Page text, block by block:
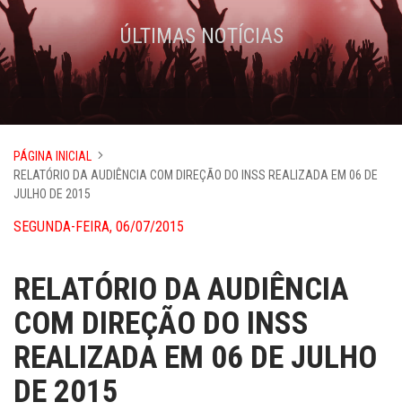
ÚLTIMAS NOTÍCIAS
PÁGINA INICIAL
RELATÓRIO DA AUDIÊNCIA COM DIREÇÃO DO INSS REALIZADA EM 06 DE
JULHO DE 2015
SEGUNDA-FEIRA, 06/07/2015
RELATÓRIO DA AUDIÊNCIA
COM DIREÇÃO DO INSS
REALIZADA EM 06 DE JULHO
DE 2015